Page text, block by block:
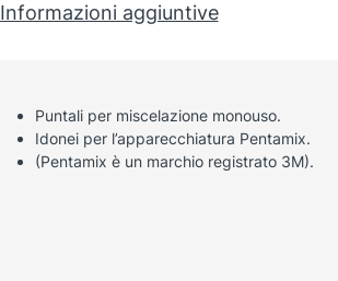
Informazioni aggiuntive
Puntali per miscelazione monouso.
Idonei per l’apparecchiatura Pentamix.
(Pentamix è un marchio registrato 3M).